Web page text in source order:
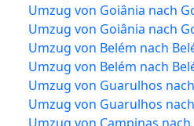
Umzug von Goiânia nach
Umzug von Goiânia nach
Umzug von Belém nach
Umzug von Belém nach
Umzug von Guarulhos
Umzug von Guarulhos